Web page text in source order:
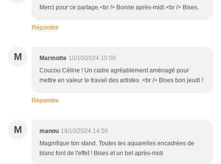
Merci pour ce partage.<br /> Bonne après-midi.<br /> Bises.
Répondre
M Marmotte 10/10/2024 15:00
Coucou Céline ! Un cadre agréablement aménagé pour
mettre en valeur le travail des artistes .<br /> Bises bon jeudi !
Répondre
M manou 10/10/2024 14:50
Magnifique ton stand. Toutes tes aquarelles encadrées de
blanc font de l'effet ! Bises et un bel après-midi